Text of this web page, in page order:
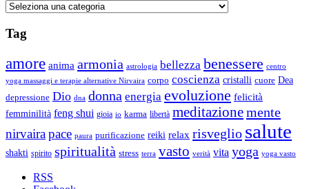
(Dea
interiore)”
Il
Infinito
della
Shakti
(Dea
interiore)”
Categorie
Tag
amore anima armonia astrologia bellezza benessere centro
yoga massaggi e terapie alternative Nirvaira corpo coscienza cristalli cuore Dea
depressione Dio dna donna energia evoluzione felicità
femminilità feng shui gioia io karma libertà meditazionemente
nirvairapace paura purificazione reiki relax risveglio salute
shakti spirito spiritualità stress terra vasto verità vita yoga yoga vasto
RSS